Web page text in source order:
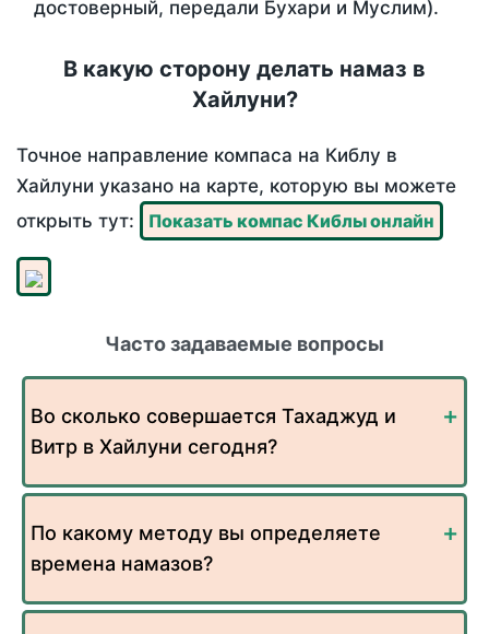
достоверный, передали Бухари и Муслим).
В какую сторону делать намаз в
Хайлуни?
Точное направление компаса на Киблу в
Хайлуни указано на карте, которую вы можете
открыть тут:
Показать компас Киблы онлайн
Часто задаваемые вопросы
Во сколько совершается Тахаджуд и
Витр в Хайлуни сегодня?
По какому методу вы определяете
времена намазов?